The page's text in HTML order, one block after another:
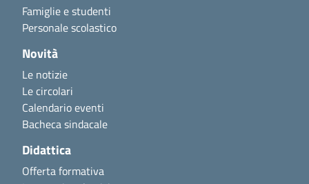
Famiglie e studenti
Personale scolastico
Novità
Le notizie
Le circolari
Calendario eventi
Bacheca sindacale
Didattica
Offerta formativa